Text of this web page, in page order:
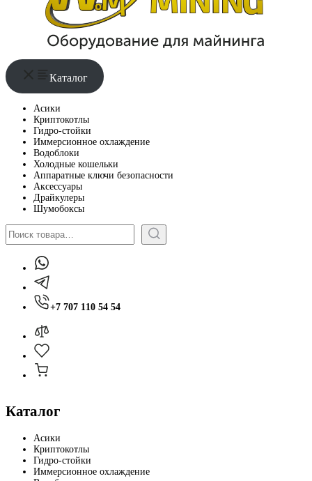
Каталог
Асики
Криптокотлы
Гидро-стойки
Иммерсионное охлаждение
Водоблоки
Холодные кошельки
Аппаратные ключи безопасности
Аксессуары
Драйкулеры
Шумобоксы
Поиск
+7 707 110 54 54
Каталог
Асики
Криптокотлы
Гидро-стойки
Иммерсионное охлаждение